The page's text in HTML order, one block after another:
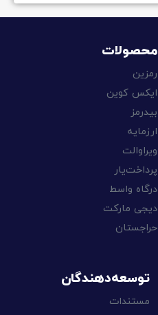
محصولات
رمزین
ایکس کوین
بیدرمز
ارزمایه
ویراوالت
پرداخت‌یار
درگاه واسط
دیجی مارکت
حراجستان
توسعه‌دهندگان
مستندات